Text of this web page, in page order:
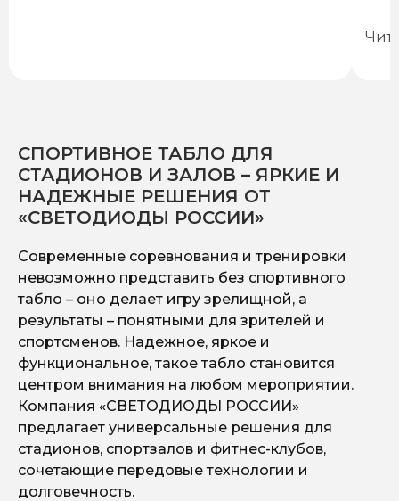
СПОРТИВНОЕ ТАБЛО ДЛЯ
СТАДИОНОВ И ЗАЛОВ – ЯРКИЕ И
НАДЕЖНЫЕ РЕШЕНИЯ ОТ
«СВЕТОДИОДЫ РОССИИ»
Современные соревнования и тренировки
невозможно представить без спортивного
табло – оно делает игру зрелищной, а
результаты – понятными для зрителей и
спортсменов. Надежное, яркое и
функциональное, такое табло становится
центром внимания на любом мероприятии.
Компания «СВЕТОДИОДЫ РОССИИ»
предлагает универсальные решения для
стадионов, спортзалов и фитнес-клубов,
сочетающие передовые технологии и
долговечность.